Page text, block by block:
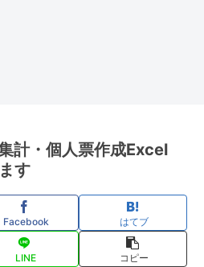
計・個人票作成Excel
す
Facebook はてブ
LINE コピー